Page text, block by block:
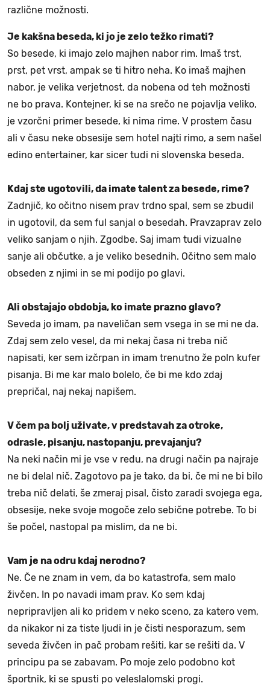
različne možnosti.
Je kakšna beseda, ki jo je zelo težko rimati?
So besede, ki imajo zelo majhen nabor rim. Imaš trst,
prst, pet vrst, ampak se ti hitro neha. Ko imaš majhen
nabor, je velika verjetnost, da nobena od teh možnosti
ne bo prava. Kontejner, ki se na srečo ne pojavlja veliko,
je vzorčni primer besede, ki nima rime. V prostem času
ali v času neke obsesije sem hotel najti rimo, a sem našel
edino entertainer, kar sicer tudi ni slovenska beseda.
Kdaj ste ugotovili, da imate talent za besede, rime?
Zadnjič, ko očitno nisem prav trdno spal, sem se zbudil
in ugotovil, da sem ful sanjal o besedah. Pravzaprav zelo
veliko sanjam o njih. Zgodbe. Saj imam tudi vizualne
sanje ali občutke, a je veliko besednih. Očitno sem malo
obseden z njimi in se mi podijo po glavi.
Ali obstajajo obdobja, ko imate prazno glavo?
Seveda jo imam, pa naveličan sem vsega in se mi ne da.
Zdaj sem zelo vesel, da mi nekaj časa ni treba nič
napisati, ker sem izčrpan in imam trenutno že poln kufer
pisanja. Bi me kar malo bolelo, če bi me kdo zdaj
prepričal, naj nekaj napišem.
V čem pa bolj uživate, v predstavah za otroke,
odrasle, pisanju, nastopanju, prevajanju?
Na neki način mi je vse v redu, na drugi način pa najraje
ne bi delal nič. Zagotovo pa je tako, da bi, če mi ne bi bilo
treba nič delati, še zmeraj pisal, čisto zaradi svojega ega,
obsesije, neke svoje mogoče zelo sebične potrebe. To bi
še počel, nastopal pa mislim, da ne bi.
Vam je na odru kdaj nerodno?
Ne. Če ne znam in vem, da bo katastrofa, sem malo
živčen. In po navadi imam prav. Ko sem kdaj
nepripravljen ali ko pridem v neko sceno, za katero vem,
da nikakor ni za tiste ljudi in je čisti nesporazum, sem
seveda živčen in pač probam rešiti, kar se rešiti da. V
principu pa se zabavam. Po moje zelo podobno kot
športnik, ki se spusti po veleslalomski progi.